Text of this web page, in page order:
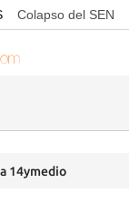
Colapso del SEN
14ymedio